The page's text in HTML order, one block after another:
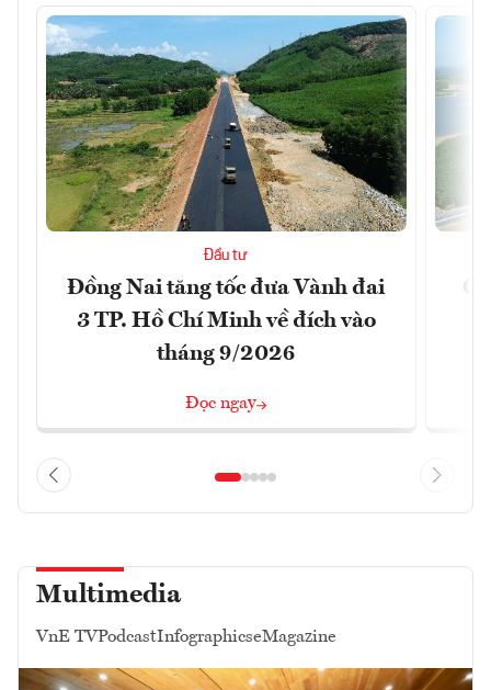
Đầu tư
Đồng Nai tăng tốc đưa Vành đai
3 TP. Hồ Chí Minh về đích vào
tháng 9/2026
Đọc ngay
Multimedia
VnE TVPodcastInfographicseMagazine